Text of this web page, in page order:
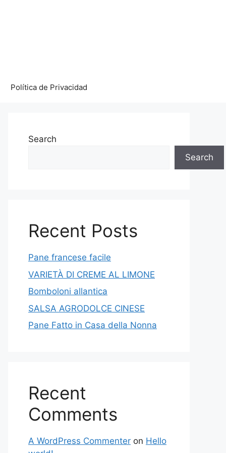
Política de Privacidad
Search
Search
Recent Posts
Pane francese facile
VARIETÀ DI CREME AL LIMONE
Bomboloni allantica
SALSA AGRODOLCE CINESE
Pane Fatto in Casa della Nonna
Recent
Comments
A WordPress Commenter on Hello